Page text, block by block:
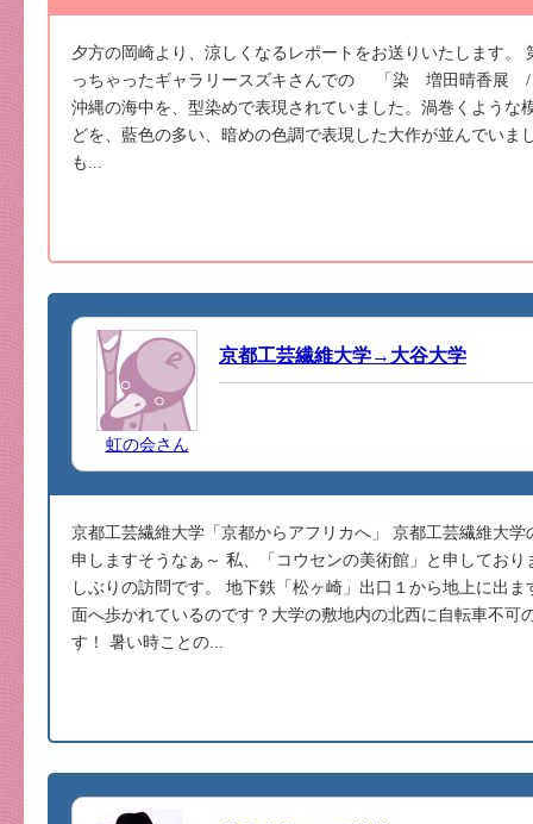
夕方の岡崎より、涼しくなるレポートをお送りいたします。
っちゃったギャラリースズキさんでの 「染 増田晴香展
沖縄の海中を、型染めで表現されていました。渦巻くような
どを、藍色の多い、暗めの色調で表現した大作が並んでいま
も...
虹の会さん
京都工芸繊維大学→大谷大学
京都工芸繊維大学「京都からアフリカへ」 京都工芸繊維大
申しますそうなぁ～ 私、「コウセンの美術館」と申してお
しぶりの訪問です。 地下鉄「松ヶ崎」出口１から地上に出
面へ歩かれているのです？大学の敷地内の北西に自転車不可
す！ 暑い時ことの...